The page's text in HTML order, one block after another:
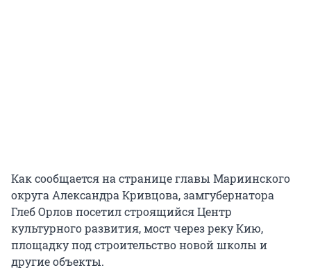
Как сообщается на странице главы Мариинского
округа Александра Кривцова, замгубернатора
Глеб Орлов посетил строящийся Центр
культурного развития, мост через реку Кию,
площадку под строительство новой школы и
другие объекты.